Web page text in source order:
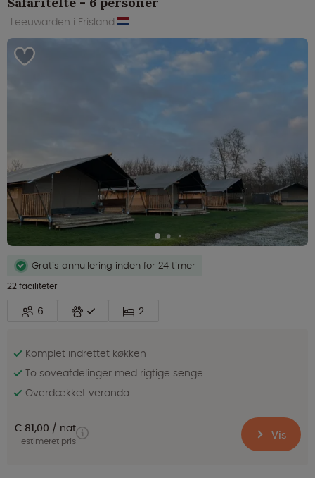
Leeuwarden i Frisland
Gratis annullering inden for 24 timer
22 faciliteter
6 2
Komplet indrettet køkken
To soveafdelinger med rigtige senge
Overdækket veranda
€ 81,00 nat
estimeret pris Vis